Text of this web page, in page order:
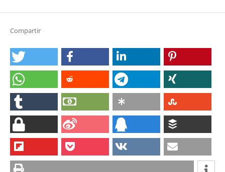
Compartir